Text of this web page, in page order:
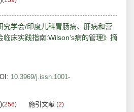
究学会/印度儿科胃肠病、肝病和营
床实践指南:Wilson’s病的管理》摘
10.3969/j.issn.1001-
(256) 施引文献 (2)